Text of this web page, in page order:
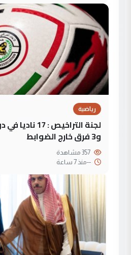
رياضية
لجنة التراخيص
و3 فرق خارج الضوابط
--منذ 7 ساعة